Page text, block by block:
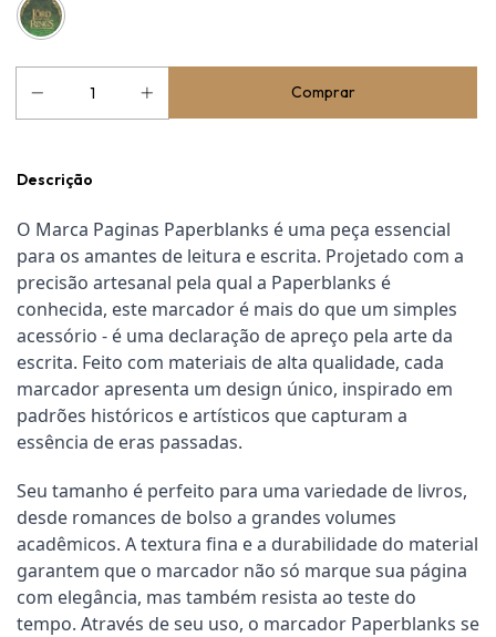
Descrição
O Marca Paginas Paperblanks é uma peça essencial
para os amantes de leitura e escrita. Projetado com a
precisão artesanal pela qual a Paperblanks é
conhecida, este marcador é mais do que um simples
acessório - é uma declaração de apreço pela arte da
escrita. Feito com materiais de alta qualidade, cada
marcador apresenta um design único, inspirado em
padrões históricos e artísticos que capturam a
essência de eras passadas.
Seu tamanho é perfeito para uma variedade de livros,
desde romances de bolso a grandes volumes
acadêmicos. A textura fina e a durabilidade do material
garantem que o marcador não só marque sua página
com elegância, mas também resista ao teste do
tempo. Através de seu uso, o marcador Paperblanks se